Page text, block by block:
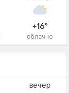
+16°
облачно
вечер